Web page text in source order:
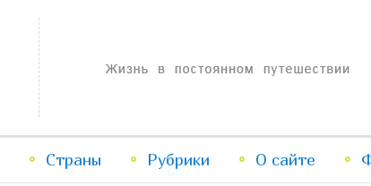
Жизнь в постоянном путешествии
Перейти
Перейти
Страны Рубрики О сайте